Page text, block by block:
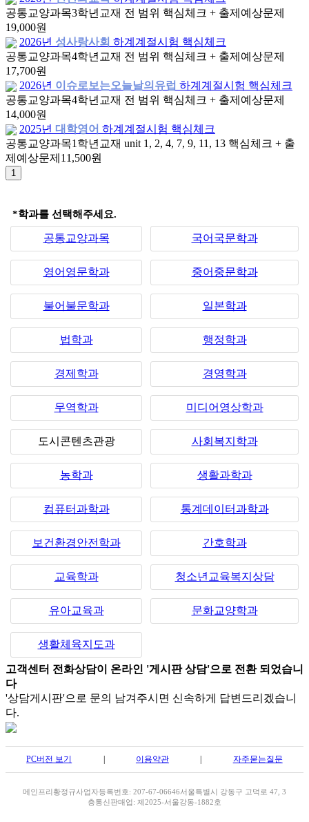
공통교양과목3학년 교재 전 범위 핵심체크 + 출제예상문제
19,000원
2026년 성사랑사회 하계계절시험 핵심체크
공통교양과목4학년 교재 전 범위 핵심체크 + 출제예상문제
17,700원
2026년 이슈로보는오늘날의유럽 하계계절시험 핵심체크
공통교양과목4학년 교재 전 범위 핵심체크 + 출제예상문제
14,000원
2025년 대학영어 하계계절시험 핵심체크
공통교양과목1학년 교재 unit 1, 2, 4, 7, 9, 11, 13 핵심체크 + 출
제예상문제 11,500원
*학과를 선택해주세요.
공통교양과목 국어국문학과
영어영문학과 중어중문학과
불어불문학과 일본학과
법학과 행정학과
경제학과 경영학과
무역학과 미디어영상학과
도시콘텐츠관광 사회복지학과
농학과 생활과학과
컴퓨터과학과 통계데이터과학과
보건환경안전학과 간호학과
교육학과 청소년교육복지상담
유아교육과 문화교양학과
생활체육지도과
고객센터 전화상담이 온라인 '게시판 상담'으로 전환 되었습니
다
'상담게시판'으로 문의 남겨주시면 신속하게 답변드리겠습니
다.
PC버전 보기 이용약관 자주묻는질문
메인프리황정규사업자등록번호: 207-67-06646서울특별시 강동구 고덕로 47, 3
층통신판매업: 제2025-서울강동-1882호